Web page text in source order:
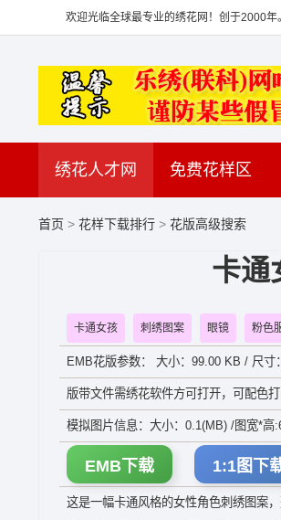
欢迎光临全球最专业的绣花网！创于2000
绣花人才网 免费花样区
首页 > 花样下载排行 > 花版高级搜索
卡通
卡通女孩 刺绣图案 眼镜 粉色
EMB花版参数： 大小：99.00 KB / 尺
版带文件需绣花软件方可打开，可配色
模拟图片信息：大小：0.1(MB) /图宽*高
EMB下载 1:1图下
这是一幅卡通风格的女性角色刺绣图案